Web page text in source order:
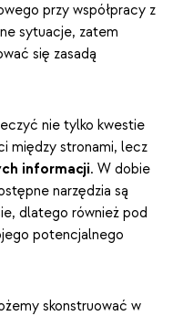
przy współpracy z
sytuacje, zatem
się zasadą
nie tylko kwestie
między stronami, lecz
informacji. W dobie
narzędzia są
dlatego również pod
potencjalnego
skonstruować w